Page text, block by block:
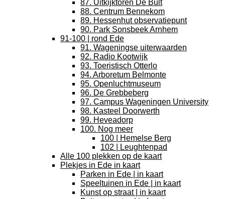
87. Uitkijktoren De Bult
88. Centrum Bennekom
89. Hessenhut observatiepunt
90. Park Sonsbeek Arnhem
91-100 | rond Ede
91. Wageningse uiterwaarden
92. Radio Kootwijk
93. Toeristisch Otterlo
94. Arboretum Belmonte
95. Openluchtmuseum
96. De Grebbeberg
97. Campus Wageningen University
98. Kasteel Doorwerth
99. Heveadorp
100. Nog meer
100 | Hemelse Berg
102 | Leughtenpad
Alle 100 plekken op de kaart
Plekjes in Ede in kaart
Parken in Ede | in kaart
Speeltuinen in Ede | in kaart
Kunst op straat | in kaart